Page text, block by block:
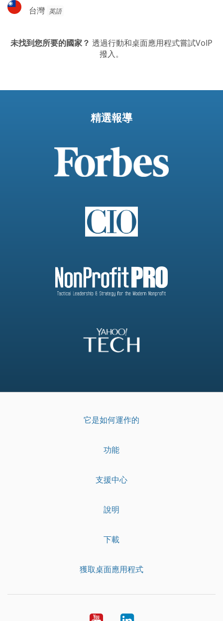
台
灣
台灣 英語
未找到您所要的國家？ 透過行動和桌面應用程式嘗試VoIP
撥入。
精選報導
它是如何運作的
功能
支援中心
說明
下載
獲取桌面應用程式
YouTubeLinkedIn